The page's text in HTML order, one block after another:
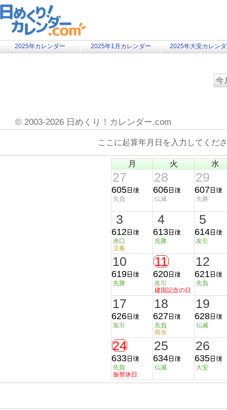
2025年カレンダー 2025年1月カレンダー 2025年大安カレン
© 2003-2026 日めくり！カレンダー.com
ここに起算年月日を入力してく
月 火 水
27
605
先負
28
606
仏滅
29
607
先勝
3
612
赤口
立春
4
613
先勝
5
614
友引
10
619
先勝
11
620
友引
建国記念の日
12
621
先負
17
626
友引
18
627
先負
雨水
19
628
仏滅
24
633
先負
振替休日
25
634
仏滅
26
635
大安